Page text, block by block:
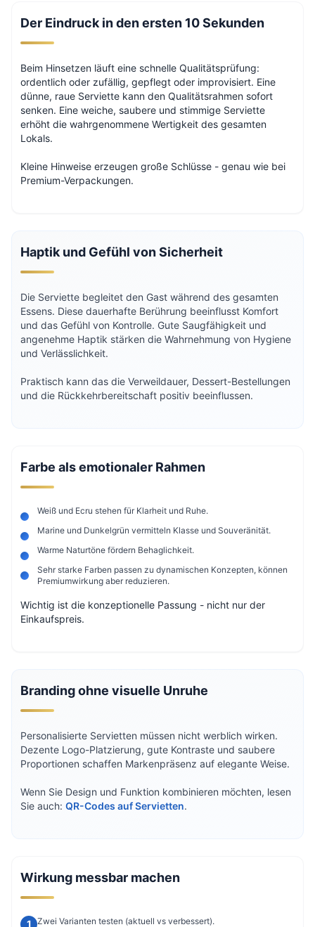
Der Eindruck in den ersten 10 Sekunden
Beim Hinsetzen läuft eine schnelle Qualitätsprüfung:
ordentlich oder zufällig, gepflegt oder improvisiert. Eine
dünne, raue Serviette kann den Qualitätsrahmen sofort
senken. Eine weiche, saubere und stimmige Serviette
erhöht die wahrgenommene Wertigkeit des gesamten
Lokals.
Kleine Hinweise erzeugen große Schlüsse - genau wie bei
Premium-Verpackungen.
Haptik und Gefühl von Sicherheit
Die Serviette begleitet den Gast während des gesamten
Essens. Diese dauerhafte Berührung beeinflusst Komfort
und das Gefühl von Kontrolle. Gute Saugfähigkeit und
angenehme Haptik stärken die Wahrnehmung von Hygiene
und Verlässlichkeit.
Praktisch kann das die Verweildauer, Dessert-Bestellungen
und die Rückkehrbereitschaft positiv beeinflussen.
Farbe als emotionaler Rahmen
Weiß und Ecru stehen für Klarheit und Ruhe.
Marine und Dunkelgrün vermitteln Klasse und Souveränität.
Warme Naturtöne fördern Behaglichkeit.
Sehr starke Farben passen zu dynamischen Konzepten, können
Premiumwirkung aber reduzieren.
Wichtig ist die konzeptionelle Passung - nicht nur der
Einkaufspreis.
Branding ohne visuelle Unruhe
Personalisierte Servietten müssen nicht werblich wirken.
Dezente Logo-Platzierung, gute Kontraste und saubere
Proportionen schaffen Markenpräsenz auf elegante Weise.
Wenn Sie Design und Funktion kombinieren möchten, lesen
Sie auch: QR-Codes auf Servietten.
Wirkung messbar machen
Zwei Varianten testen (aktuell vs verbessert).